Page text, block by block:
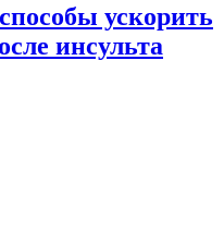
ускорить
инсульта